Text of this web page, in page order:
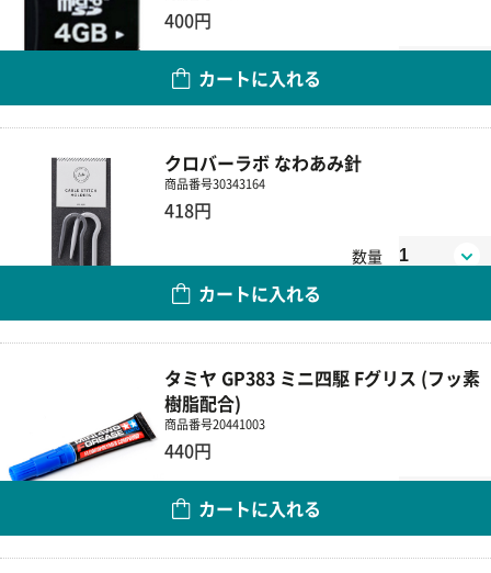
400円
カートに入れる
クロバーラボ なわあみ針
商品番号30343164
418円
数量
カートに入れる
タミヤ GP383 ミニ四駆 Fグリス (フッ素
樹脂配合)
商品番号20441003
440円
カートに入れる